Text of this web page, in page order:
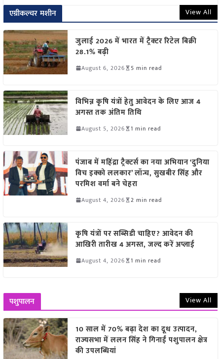
एग्रीकल्चर मशीन View All
जुलाई 2026 में भारत में ट्रैक्टर रिटेल बिक्री
28.1% बढ़ी
August 6, 2026 5 min read
विभिन्न कृषि यंत्रों हेतु आवेदन के लिए आज 4
अगस्त तक अंतिम तिथि
August 5, 2026 1 min read
पंजाब में महिंद्रा ट्रैक्टर्स का नया अभियान ‘दुनिया
विच इक्को ललकार’ लॉन्च, सुखबीर सिंह और
परमिश वर्मा बने चेहरा
August 4, 2026 2 min read
कृषि यंत्रों पर सब्सिडी चाहिए? आवेदन की
आखिरी तारीख 4 अगस्त, जल्द करें अप्लाई
August 4, 2026 1 min read
पशुपालन View All
10 साल में 70% बढ़ा देश का दूध उत्पादन,
राज्यसभा में ललन सिंह ने गिनाईं पशुपालन क्षेत्र
की उपलब्धियां